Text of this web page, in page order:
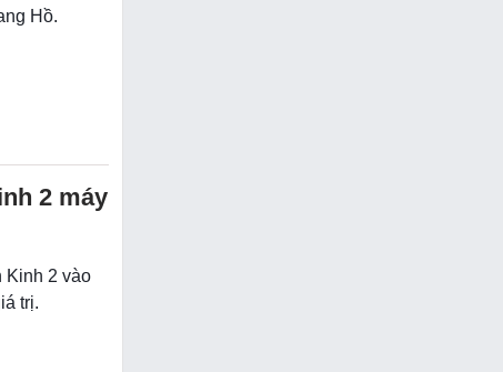
Hồ.
2 máy
Kinh 2 vào
trị.